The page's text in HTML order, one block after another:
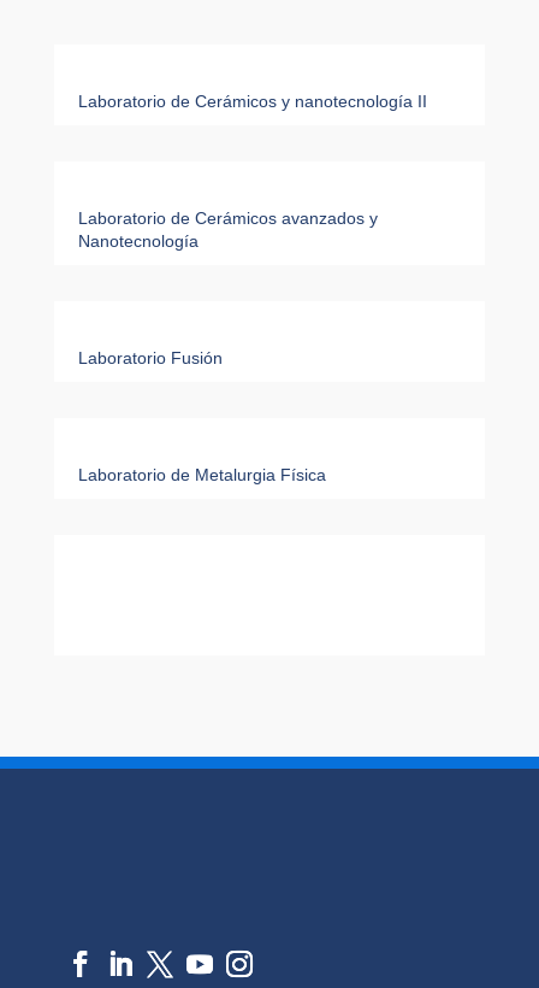
Laboratorio de Cerámicos y nanotecnología II
Laboratorio de Cerámicos avanzados y
Nanotecnología
Laboratorio Fusión
Laboratorio de Metalurgia Física